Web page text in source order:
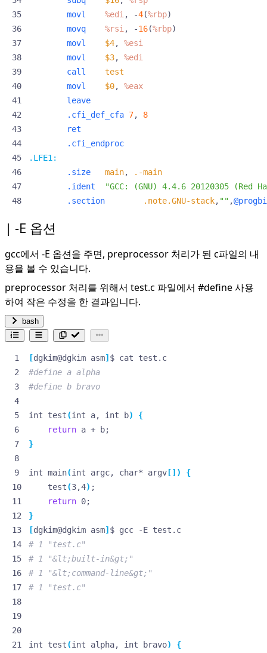
movl
%edi, -4(%rbp)
movq
%rsi, -16(%rbp)
movl
$4,
%esi
movl
$3,
%edi
call
test
movl
$0,
%eax
leave
.cfi_def_cfa 7,
8
ret
.cfi_endproc
.LFE1:
.size
main,
.-main
.ident
"GCC: (GNU) 4.4.6 20120305 (Red
.section
.note.GNU-stack, "" ,
-E 옵션
gcc에서 -E 옵션을 주면, preprocessor 처리가 된 c파일의 내
용을 볼 수 있습니다.
preprocessor 처리를 위해서 test.c 파일에서 #define 사용
하여 작은 수정을 한 결과입니다.
bash
[dgkim@dgkim asm]
#define a alpha
#define b bravo
int test(int a, int b)
{
return a + b;
}
int main(int argc, char* argv [])
{
    test
(3,4) ;
return 0;
}
[dgkim@dgkim asm]
# 1 "test.c"
# 1 "&lt;built-in&gt;"
# 1 "&lt;command-line&gt;"
# 1 "test.c"
int test(int alpha, int bravo)
{